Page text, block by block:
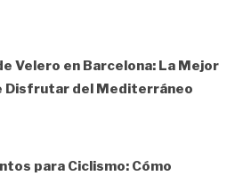
Velero en Barcelona: La Mejor
Disfrutar del Mediterráneo
para Ciclismo: Cómo